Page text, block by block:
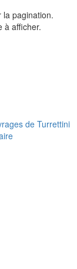
pagination.
à afficher.
de Turrettini